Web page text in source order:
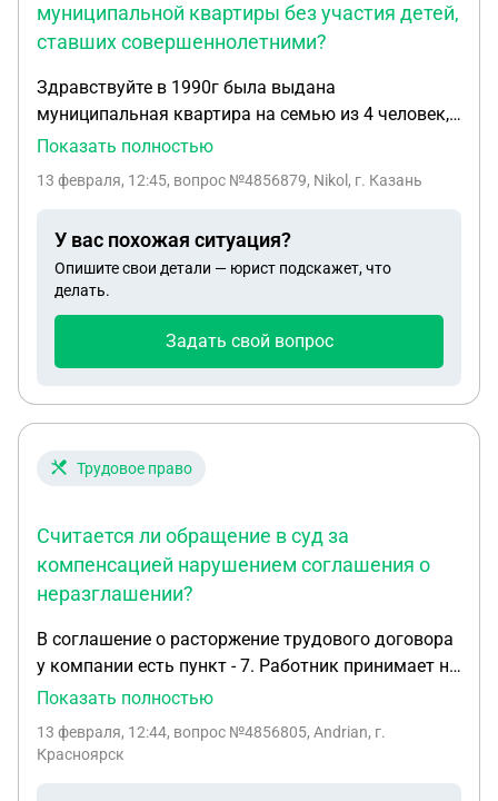
муниципальной квартиры без участия детей,
ставших совершеннолетними?
Здравствуйте в 1990г была выдана
муниципальная квартира на семью из 4 человек,
двое несовершеннолетних, в 1992году развелись,
приватизация была в 2009 г без участия детей,
в приватизации
Показать полностью
13 февраля, 12:45, вопрос №4856879, Nikol, г. Казань
У вас похожая ситуация?
Опишите свои детали — юрист подскажет, что
делать.
Задать свой вопрос
Трудовое право
Считается ли обращение в суд за
компенсацией нарушением соглашения о
неразглашении?
В соглашение о расторжение трудового договора
у компании есть пункт - 7. Работник принимает на
себя обязательство: не предпринимать каких-
ущерб деловой репутации, имиджу или имуществу
Показать полностью
13 февраля, 12:44, вопрос №4856805, Andrian, г.
Красноярск